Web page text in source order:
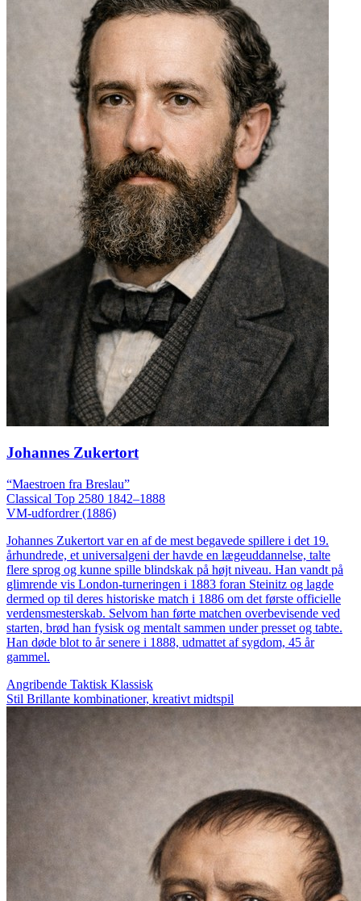
Johannes Zukertort
“Maestroen fra Breslau”
Classical Top 2580 1842–1888
VM-udfordrer (1886)
Johannes Zukertort var en af de mest begavede spillere i det 19.
århundrede, et universalgeni der havde en lægeuddannelse, talte
flere sprog og kunne spille blindskak på højt niveau. Han vandt på
glimrende vis London-turneringen i 1883 foran Steinitz og lagde
dermed op til deres historiske match i 1886 om det første officielle
verdensmesterskab. Selvom han førte matchen overbevisende ved
starten, brød han fysisk og mentalt sammen under presset og tabte.
Han døde blot to år senere i 1888, udmattet af sygdom, 45 år
gammel.
Angribende Taktisk Klassisk
Stil Brillante kombinationer, kreativt midtspil